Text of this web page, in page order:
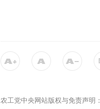
农工党中央网站版权与免责声明：